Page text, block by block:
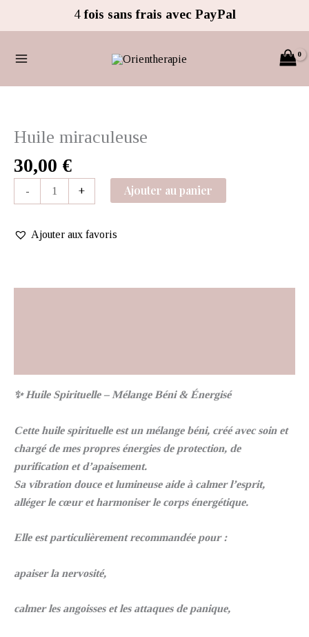
4fois sans frais avec PayPal
Huile miraculeuse
30,00 €
-
Huile
+ Ajouter au panier
Ajouter aux favoris
✨ Huile Spirituelle – Mélange Béni & Énergisé
Cette huile spirituelle est un mélange béni, créé avec soin et
chargé de mes propres énergies de protection, de
purification et d’apaisement.
Sa vibration douce et lumineuse aide à calmer l’esprit,
alléger le cœur et harmoniser le corps énergétique.
Elle est particulièrement recommandée pour :
apaiser la nervosité,
calmer les angoisses et les attaques de panique,